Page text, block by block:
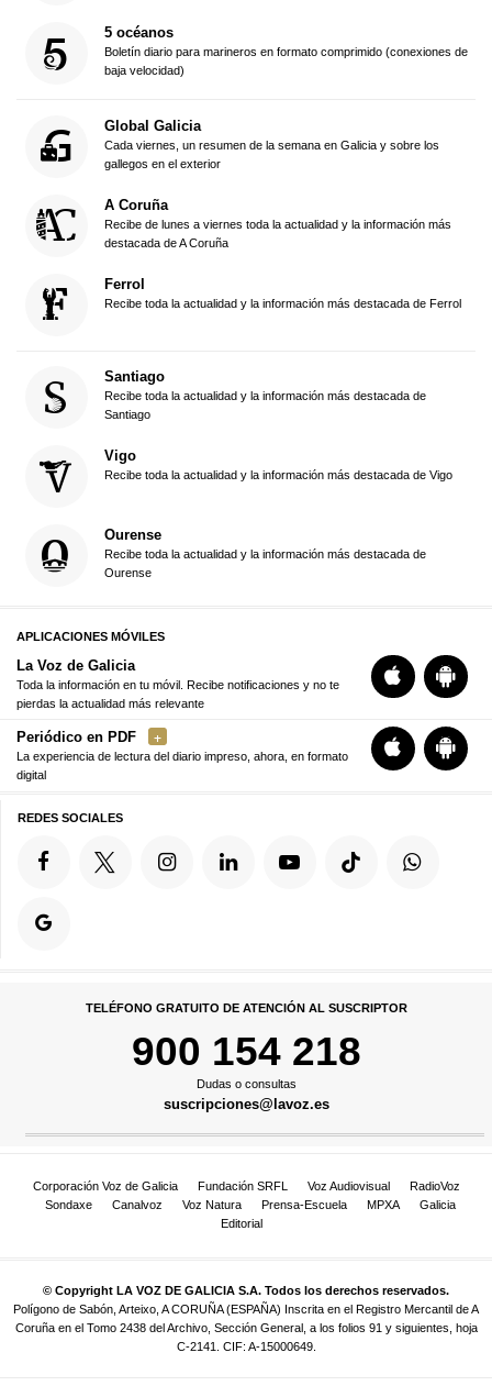
5 océanos
Boletín diario para marineros en formato comprimido (conexiones de
baja velocidad)
Global Galicia
Cada viernes, un resumen de la semana en Galicia y sobre los
gallegos en el exterior
A Coruña
Recibe de lunes a viernes toda la actualidad y la información más
destacada de A Coruña
Ferrol
Recibe toda la actualidad y la información más destacada de Ferrol
Santiago
Recibe toda la actualidad y la información más destacada de
Santiago
Vigo
Recibe toda la actualidad y la información más destacada de Vigo
Ourense
Recibe toda la actualidad y la información más destacada de
Ourense
APLICACIONES MÓVILES
La Voz de Galicia
Toda la información en tu móvil. Recibe notificaciones y no te
pierdas la actualidad más relevante
Periódico en PDF
La experiencia de lectura del diario impreso, ahora, en formato
digital
REDES SOCIALES
TELÉFONO GRATUITO DE ATENCIÓN AL SUSCRIPTOR
900 154 218
Dudas o consultas
suscripciones@lavoz.es
Corporación Voz de Galicia Fundación SRFL Voz Audiovisual
RadioVoz
Sondaxe
Canalvoz Voz Natura Prensa-Escuela MPXA
Galicia
Editorial
© Copyright LA VOZ DE GALICIA S.A. Todos los derechos reservados.
Polígono de Sabón, Arteixo, A CORUÑA (ESPAÑA) Inscrita en el Registro Mercantil de A
Coruña en el Tomo 2438 del Archivo, Sección General, a los folios 91 y siguientes, hoja
C-2141. CIF: A-15000649.